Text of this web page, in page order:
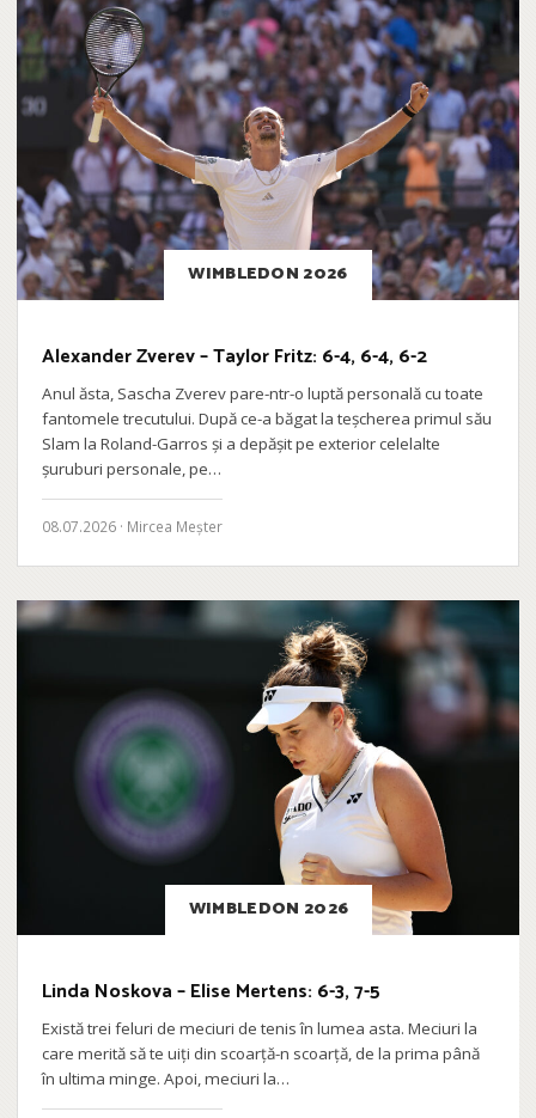
WIMBLEDON 2026
Alexander Zverev – Taylor Fritz: 6-4, 6-4, 6-2
Anul ăsta, Sascha Zverev pare-ntr-o luptă personală cu toate
fantomele trecutului. După ce-a băgat la teșcherea primul său
Slam la Roland-Garros și a depășit pe exterior celelalte
șuruburi personale, pe…
08.07.2026 · Mircea Meșter
WIMBLEDON 2026
Linda Noskova – Elise Mertens: 6-3, 7-5
Există trei feluri de meciuri de tenis în lumea asta. Meciuri la
care merită să te uiți din scoarță-n scoarță, de la prima până
în ultima minge. Apoi, meciuri la…